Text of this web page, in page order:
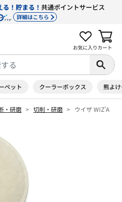
！貯まる！ 共通ポイントサービス
詳細はこちら
お気に入り カート
ペット クーラーボックス 熊よ
・研磨 切削・研磨 ウイザ WIZ’A